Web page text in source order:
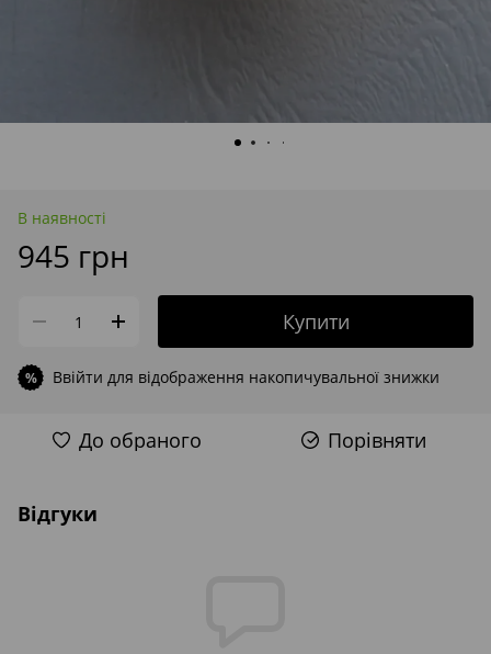
В наявності
945 грн
Купити
% Ввійти для відображення накопичувальної знижки
До обраного Порівняти
Відгуки